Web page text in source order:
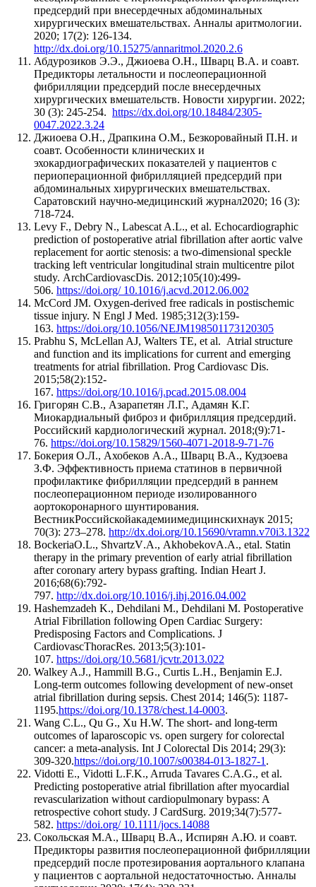
предсердий при внесердечных абдоминальных
хирургических вмешательствах. Анналы аритмологии.
2020; 17(2): 126-134.
http://dx.doi.org/10.15275/annaritmol.2020.2.6
Абдурозиков Э.Э., Джиоева О.Н., Шварц В.А. и соавт.
Предикторы летальности и послеоперационной
фибрилляции предсердий после внесердечных
хирургических вмешательств. Новости хирургии. 2022;
30 (3): 245-254. https://dx.doi.org/10.18484/2305-
0047.2022.3.24
Джиоева О.Н., Драпкина О.М., Безкоровайный П.Н. и
соавт. Особенности клинических и
эхокардиографических показателей у пациентов с
периоперационной фибрилляцией предсердий при
абдоминальных хирургических вмешательствах.
Саратовский научно-медицинский журнал2020; 16 (3):
718-724.
Levy F., Debry N., Labescat A.L., et al. Echocardiographic
prediction of postoperative atrial fibrillation after aortic valve
replacement for aortic stenosis: a two-dimensional speckle
tracking left ventricular longitudinal strain multicentre pilot
study. ArchCardiovascDis. 2012;105(10):499-
506. https://doi.org/ 10.1016/j.acvd.2012.06.002
McCord JM. Oxygen-derived free radicals in postischemic
tissue injury. N Engl J Med. 1985;312(3):159-
163. https://doi.org/10.1056/NEJM198501173120305
Prabhu S, McLellan AJ, Walters TE, et al. Atrial structure
and function and its implications for current and emerging
treatments for atrial fibrillation. Prog Cardiovasc Dis.
2015;58(2):152-
167. https://doi.org/10.1016/j.pcad.2015.08.004
Григорян С.В., Азарапетян Л.Г., Адамян К.Г.
Миокардиальный фиброз и фибрилляция предсердий.
Российский кардиологический журнал. 2018;(9):71-
76. https://doi.org/10.15829/1560-4071-2018-9-71-76
Бокерия О.Л., Ахобеков А.А., Шварц В.А., Кудзоева
З.Ф. Эффективность приема статинов в первичной
профилактике фибрилляции предсердий в раннем
послеоперационном периоде изолированного
аортокоронарного шунтирования.
ВестникРоссийскойакадемиимедицинскихнаук 2015;
70(3): 273–278. http://dx.doi.org/10.15690/vramn.v70i3.1322
BockeriaO.L., ShvartzV.A., AkhobekovA.A., etal. Statin
therapy in the primary prevention of early atrial fibrillation
after coronary artery bypass grafting. Indian Heart J.
2016;68(6):792-
797. http://dx.doi.org/10.1016/j.ihj.2016.04.002
Hashemzadeh K., Dehdilani M., Dehdilani M. Postoperative
Atrial Fibrillation following Open Cardiac Surgery:
Predisposing Factors and Complications. J
CardiovascThoracRes. 2013;5(3):101-
107. https://doi.org/10.5681/jcvtr.2013.022
Walkey A.J., Hammill B.G., Curtis L.H., Benjamin E.J.
Long‐term outcomes following development of new‐onset
atrial fibrillation during sepsis. Chest 2014; 146(5): 1187‐
1195.https://doi.org/10.1378/chest.14-0003.
Wang C.L., Qu G., Xu H.W. The short- and long-term
outcomes of laparoscopic vs. open surgery for colorectal
cancer: a meta-analysis. Int J Colorectal Dis 2014; 29(3):
309-320.https://doi.org/10.1007/s00384-013-1827-1 .
Vidotti E., Vidotti L.F.K., Arruda Tavares C.A.G., et al.
Predicting postoperative atrial fibrillation after myocardial
revascularization without cardiopulmonary bypass: A
retrospective cohort study. J CardSurg. 2019;34(7):577-
582. https://doi.org/ 10.1111/jocs.14088
Сокольская М.А., Шварц В.А., Испирян А.Ю. и соавт.
Предикторы развития послеоперационной фибрилляции
предсердий после протезирования аортального клапана
у пациентов с аортальной недостаточностью. Анналы